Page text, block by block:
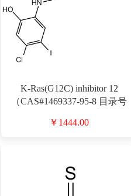
K-Ras(G12C) inhibitor 12
（CAS#1469337-95-8 目录号
￥1444.00